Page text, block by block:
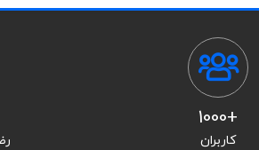
+1000
کاربران